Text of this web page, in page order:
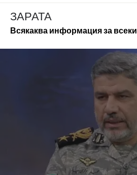
Skip
content
ЗАРАТА
Всякаква информация за всеки